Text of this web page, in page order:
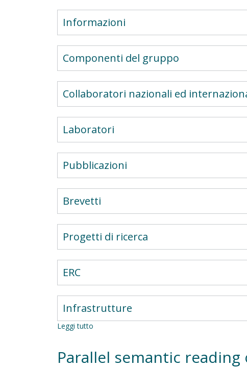
Informazioni
Componenti del gruppo
Collaboratori nazionali ed
Laboratori
Pubblicazioni
Brevetti
Progetti di ricerca
ERC
Infrastrutture
Leggi tutto
reading
Parallel semantic